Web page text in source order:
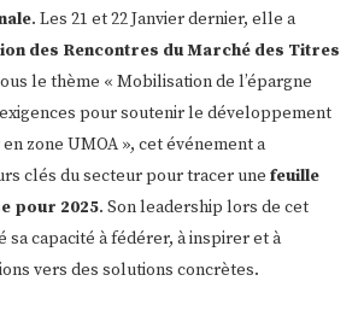
. Les 21 et 22 Janvier dernier, elle a
des Rencontres du Marché des Titres
le thème « Mobilisation de l’épargne
pour soutenir le développement
zone UMOA », cet événement a
clés du secteur pour tracer une feuille
pour 2025. Son leadership lors de cet
capacité à fédérer, à inspirer et à
vers des solutions concrètes.